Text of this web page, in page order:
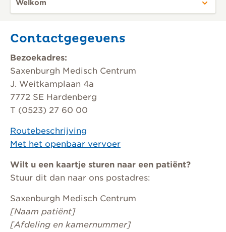
Contactgegevens
Bezoekadres:
Saxenburgh Medisch Centrum
J. Weitkamplaan 4a
7772 SE Hardenberg
T (0523) 27 60 00
Routebeschrijving
Met het openbaar vervoer
Wilt u een kaartje sturen naar een patiënt?
Stuur dit dan naar ons postadres:
Saxenburgh Medisch Centrum
[Naam patiënt]
[Afdeling en kamernummer]